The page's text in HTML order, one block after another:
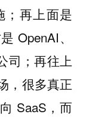
；再上面是
OpenAI、
司；再往上
，很多真正
SaaS，而